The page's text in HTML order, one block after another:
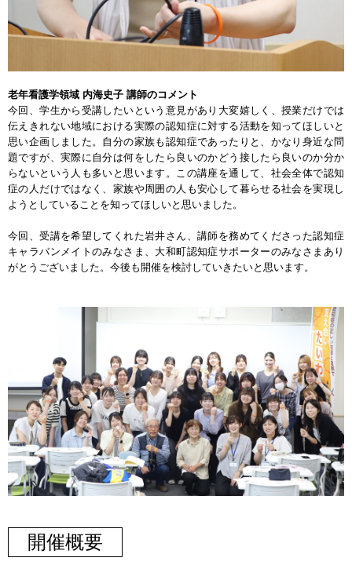
老年看護学領域 内海史子 講師のコメント
今回、学生から受講したいという意見があり大変嬉しく、授業だけでは
伝えきれない地域における実際の認知症に対する活動を知ってほしいと
思い企画しました。自分の家族も認知症であったりと、かなり身近な問
題ですが、実際に自分は何をしたら良いのかどう接したら良いのか分か
らないという人も多いと思います。この講座を通して、社会全体で認知
症の人だけではなく、家族や周囲の人も安心して暮らせる社会を実現し
ようとしていることを知ってほしいと思いました。
今回、受講を希望してくれた岩井さん、講師を務めてくださった認知症
キャラバンメイトのみなさま、大和町認知症サポーターのみなさまあり
がとうございました。今後も開催を検討していきたいと思います。
開催概要